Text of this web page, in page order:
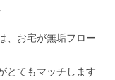
、お宅が無垢フロー
とてもマッチします